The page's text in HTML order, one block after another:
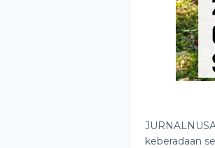
keberadaan